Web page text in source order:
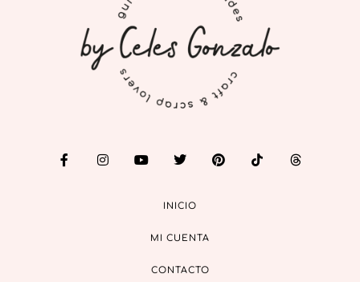
INICIO
MI CUENTA
CONTACTO